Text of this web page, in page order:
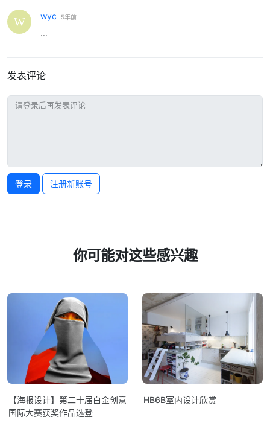
wyc 5年前
...
发表评论
登录 注册新账号
你可能对这些感兴趣
【海报设计】第二十届白金创意
国际大赛获奖作品选登
HB6B室内设计欣赏